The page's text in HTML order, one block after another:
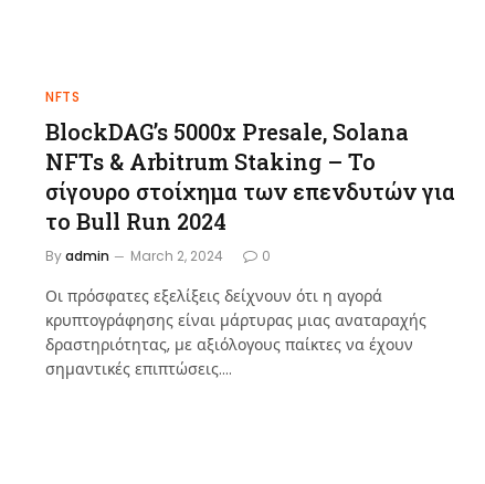
NFTS
BlockDAG’s 5000x Presale, Solana
NFTs & Arbitrum Staking – Το
σίγουρο στοίχημα των επενδυτών για
το Bull Run 2024
Byadmin March 2, 2024 0
Οι πρόσφατες εξελίξεις δείχνουν ότι η αγορά
κρυπτογράφησης είναι μάρτυρας μιας αναταραχής
δραστηριότητας, με αξιόλογους παίκτες να έχουν
σημαντικές επιπτώσεις.…